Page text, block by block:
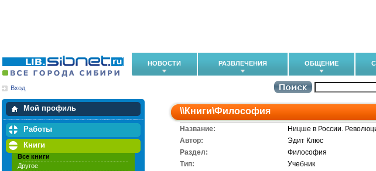
НОВОСТИ РАЗВЛЕЧЕНИЯ ОБЩЕНИЕ
Вход
Мой профиль
Мои закладки
Работы
Книги
Все книги
Другое
\\Книги\Философия
Название:
Ницше в России.
Автор:
Эдит Клюс
Раздел:
Философия
Тип:
Учебник